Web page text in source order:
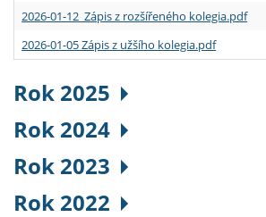
2026-01-12 Zápis z rozšířeného kolegia.pdf
2026-01-05 Zápis z užšího kolegia.pdf
Rok 2025
Rok 2024
Rok 2023
Rok 2022